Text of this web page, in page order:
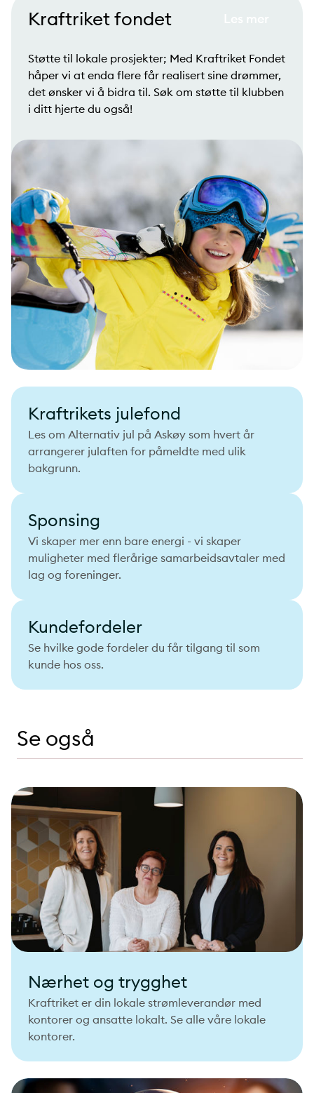
Kraftriket fondet
Støtte til lokale prosjekter; Med Kraftriket Fondet
håper vi at enda flere får realisert sine drømmer,
det ønsker vi å bidra til. Søk om støtte til klubben
i ditt hjerte du også!
Kraftrikets julefond
Les om Alternativ jul på Askøy som hvert år
arrangerer julaften for påmeldte med ulik
bakgrunn.
Sponsing
Vi skaper mer enn bare energi - vi skaper
muligheter med flerårige samarbeidsavtaler med
lag og foreninger.
Kundefordeler
Se hvilke gode fordeler du får tilgang til som
kunde hos oss.
Se også
Nærhet og trygghet
Kraftriket er din lokale strømleverandør med
kontorer og ansatte lokalt. Se alle våre lokale
kontorer.